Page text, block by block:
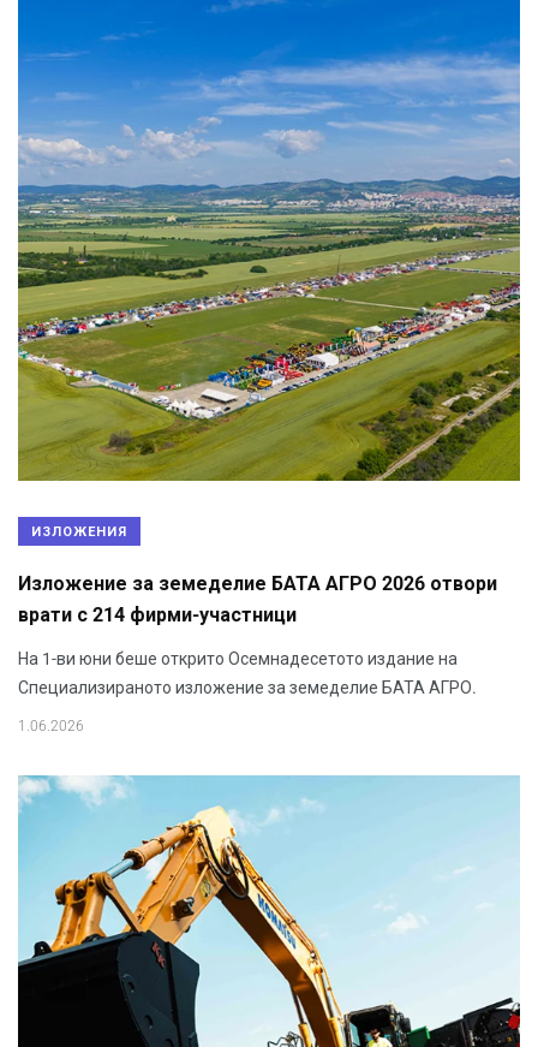
ИЗЛОЖЕНИЯ
Изложение за земеделие БАТА АГРО 2026 отвори
врати с 214 фирми-участници
На 1-ви юни беше открито Осемнадесетото издание на
Специализираното изложение за земеделие БАТА АГРО.
1.06.2026